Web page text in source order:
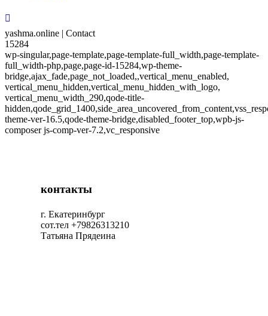
yashma.online | Contact
15284
wp-singular,page-template,page-template-full_width,page-template-
full_width-php,page,page-id-15284,wp-theme-
bridge,ajax_fade,page_not_loaded,,vertical_menu_enabled,
vertical_menu_hidden,vertical_menu_hidden_with_logo,
vertical_menu_width_290,qode-title-
theme-ver-16.5,qode-theme-bridge,disabled_footer_top,wpb-js-
composer js-comp-ver-7.2,vc_responsive
контакты
г. Екатеринбург
сот.тел +79826313210
Татьяна Прядеина